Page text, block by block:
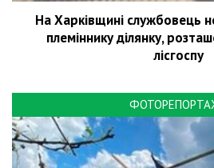
На Харківщині службовець
племіннику ділянку,
лісгоспу